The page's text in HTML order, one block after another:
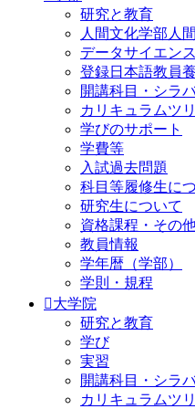
研究と教育
人間文化学部人
データサイエン
登録日本語教員
開講科目・シラ
カリキュラムツ
学びのサポート
学費等
入試過去問題
科目等履修生に
研究生について
資格課程・その
教員情報
学年暦（学部）
学則・規程
大学院
研究と教育
学び
実習
開講科目・シラ
カリキュラムツ